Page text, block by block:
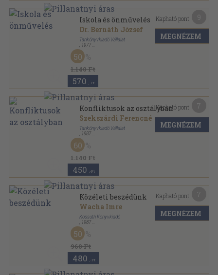
Iskola és önművelés
Dr. Bernáth József
Tankönyvkiadó Vállalat
1977
Ragasztott papírkötés
Korszerű nevelés sorozat
1.140 Ft
50
570 ,-Ft
Kapható pont:
MEGNÉZEM
Konfliktusok az osztályban
Szekszárdi Ferencné
Tankönyvkiadó Vállalat
1987
Ragasztott papírkötés
Korszerű nevelés sorozat
1.140 Ft
60
450 ,-Ft
Kapható pont:
MEGNÉZEM
Közéleti beszédünk
Wacha Imre
Kossuth Könyvkiadó
1987
Ragasztott papírkötés
960 Ft
50
480 ,-Ft
Kapható pont:
MEGNÉZEM